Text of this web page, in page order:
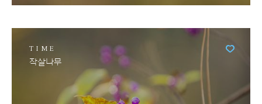
TIME
작살나무